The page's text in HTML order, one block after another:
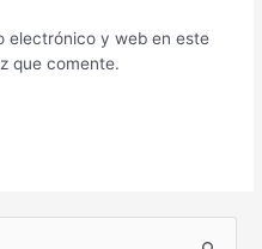
electrónico y web en este
que comente.